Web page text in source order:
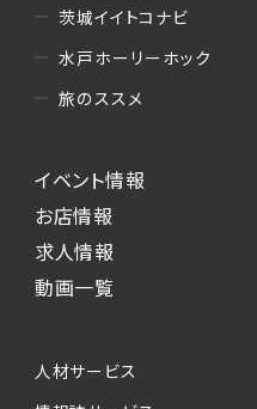
茨城イイトコナビ
水戸ホーリーホック
旅のススメ
イベント情報
お店情報
求人情報
動画一覧
人材サービス